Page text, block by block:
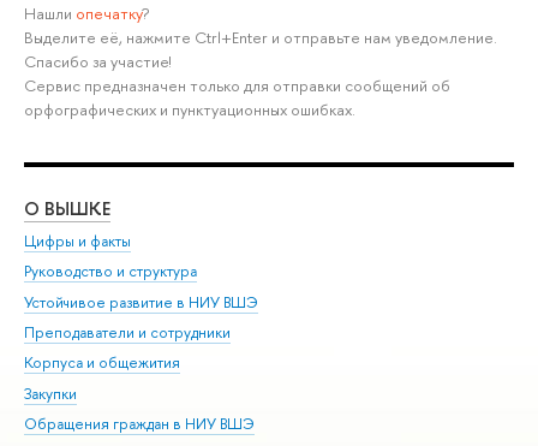
Нашли опечатку?
Выделите её, нажмите Ctrl+Enter и отправьте нам уведомление.
Спасибо за участие!
Сервис предназначен только для отправки сообщений об
орфографических и пунктуационных ошибках.
О ВЫШКЕ
Цифры и факты
Руководство и структура
Устойчивое развитие в НИУ ВШЭ
Преподаватели и сотрудники
Корпуса и общежития
Закупки
Обращения граждан в НИУ ВШЭ